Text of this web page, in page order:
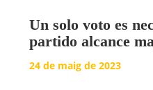
Un solo voto es
partido alcance
24 de maig de 2023